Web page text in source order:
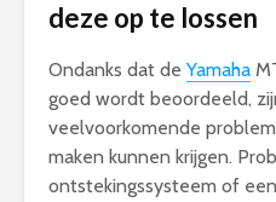
deze op te lossen
Ondanks dat de Yamaha
goed wordt beoordeeld,
veelvoorkomende
maken kunnen krijgen.
ontstekingssysteem of